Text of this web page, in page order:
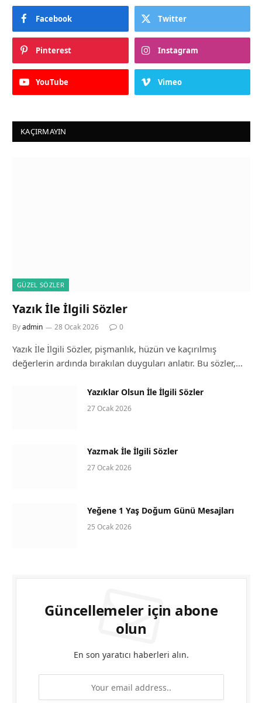
Facebook Twitter
Pinterest Instagram
YouTube Vimeo
KAÇIRMAYIN
GÜZEL SÖZLER
Yazık İle İlgili Sözler
Byadmin 28 Ocak 2026 0
Yazık İle İlgili Sözler, pişmanlık, hüzün ve kaçırılmış
değerlerin ardında bırakılan duyguları anlatır. Bu sözler,…
Yazıklar Olsun İle İlgili Sözler
27 Ocak 2026
Yazmak İle İlgili Sözler
27 Ocak 2026
Yeğene 1 Yaş Doğum Günü Mesajları
25 Ocak 2026
Güncellemeler için abone
olun
En son yaratıcı haberleri alın.